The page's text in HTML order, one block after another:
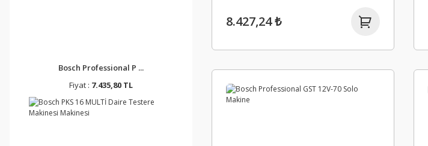
Bosch Professional P ...
Fiyat : 7.435,80 TL
8.427,24 ₺